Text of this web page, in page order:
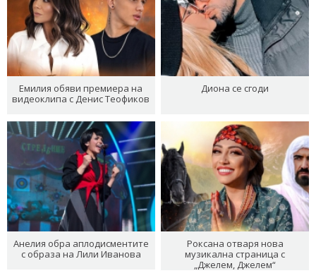
Емилия обяви премиера на
видеоклипа с Денис Теофиков
Диона се сгоди
Анелия обра аплодисментите
с образа на Лили Иванова
Роксана отваря нова
музикална страница с
„Джелем, Джелем“